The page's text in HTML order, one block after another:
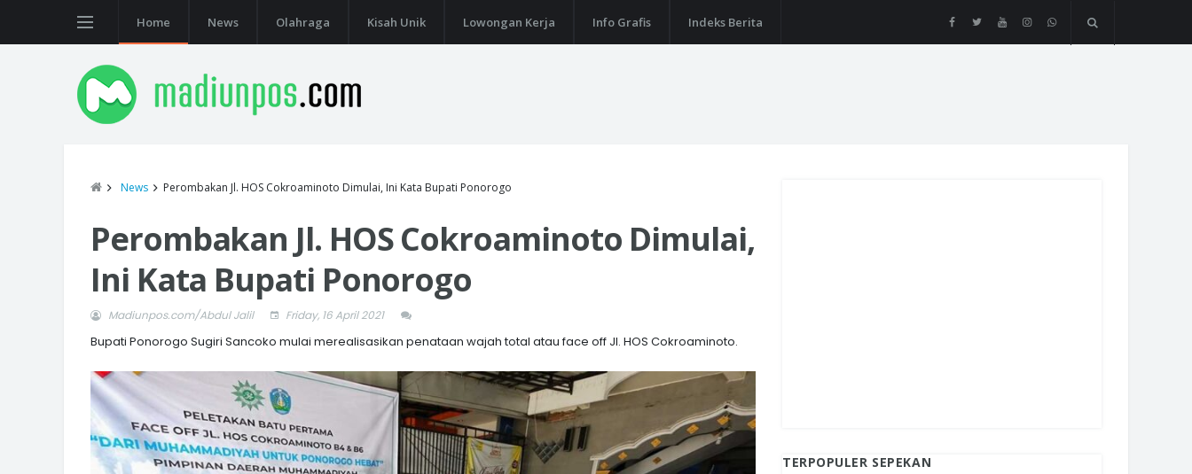
Home News Olahraga Kisah Unik Lowongan Kerja Info Grafis Indeks Berita
News Perombakan Jl. HOS Cokroaminoto Dimulai, Ini Kata Bupati Ponorogo
Perombakan Jl. HOS Cokroaminoto Dimulai,
Ini Kata Bupati Ponorogo
Madiunpos.com/Abdul Jalil Friday, 16 April 2021
Bupati Ponorogo Sugiri Sancoko mulai merealisasikan penataan wajah total atau face off Jl. HOS Cokroaminoto.
TERPOPULER SEPEKAN